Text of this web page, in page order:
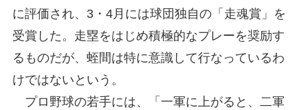
に評価され、3・4月には球団独自の「走魂賞」を
受賞した。走塁をはじめ積極的なプレーを奨励す
るものだが、蛭間は特に意識して行なっているわ
けではないという。
プロ野球の若手には、「一軍に上がると、二軍